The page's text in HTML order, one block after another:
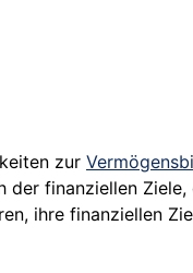
zur
der finanziellen Ziele,
ihre finanziellen